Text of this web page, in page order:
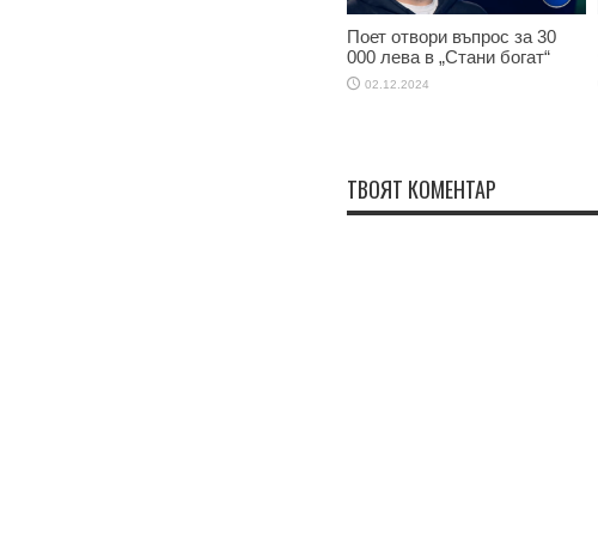
Поет отвори въпрос за 30
000 лева в „Стани богат“
02.12.2024
ТВОЯТ КОМЕНТАР